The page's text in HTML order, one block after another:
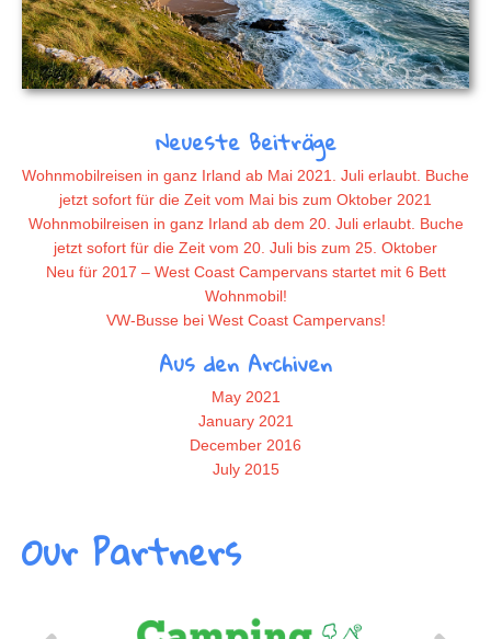
Neueste Beiträge
Wohnmobilreisen in ganz Irland ab Mai 2021. Juli erlaubt. Buche
jetzt sofort für die Zeit vom Mai bis zum Oktober 2021
Wohnmobilreisen in ganz Irland ab dem 20. Juli erlaubt. Buche
jetzt sofort für die Zeit vom 20. Juli bis zum 25. Oktober
Neu für 2017 – West Coast Campervans startet mit 6 Bett
Wohnmobil!
VW-Busse bei West Coast Campervans!
Aus den Archiven
May 2021
January 2021
December 2016
July 2015
Our Partners